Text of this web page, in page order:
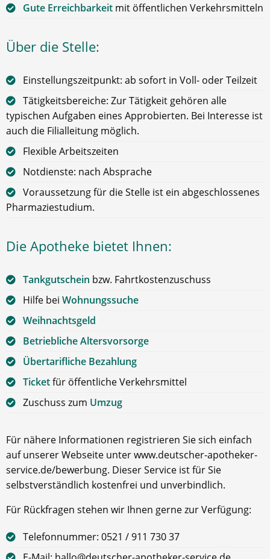
Gute Erreichbarkeit mit öffentlichen Verkehrsmitteln
Über die Stelle:
Einstellungszeitpunkt: ab sofort in Voll- oder Teilzeit
Tätigkeitsbereiche: Zur Tätigkeit gehören alle
typischen Aufgaben eines Approbierten. Bei Interesse ist
auch die Filialleitung möglich.
Flexible Arbeitszeiten
Notdienste: nach Absprache
Voraussetzung für die Stelle ist ein abgeschlossenes
Pharmaziestudium.
Die Apotheke bietet Ihnen:
Tankgutschein bzw. Fahrtkostenzuschuss
Hilfe bei Wohnungssuche
Weihnachtsgeld
Betriebliche Altersvorsorge
Übertarifliche Bezahlung
Ticketfür öffentliche Verkehrsmittel
Zuschuss zum Umzug
Für nähere Informationen registrieren Sie sich einfach
auf unserer Webseite unter www.deutscher-apotheker-
service.de/bewerbung. Dieser Service ist für Sie
selbstverständlich kostenfrei und unverbindlich.
Für Rückfragen stehen wir Ihnen gerne zur Verfügung:
Telefonnummer: 0521 / 911 730 37